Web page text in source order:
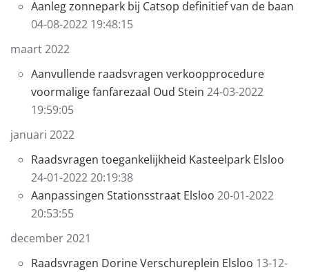
Aanleg zonnepark bij Catsop definitief van de baan
04-08-2022 19:48:15
maart 2022
Aanvullende raadsvragen verkoopprocedure
voormalige fanfarezaal Oud Stein 24-03-2022
19:59:05
januari 2022
Raadsvragen toegankelijkheid Kasteelpark Elsloo
24-01-2022 20:19:38
Aanpassingen Stationsstraat Elsloo 20-01-2022
20:53:55
december 2021
Raadsvragen Dorine Verschureplein Elsloo 13-12-